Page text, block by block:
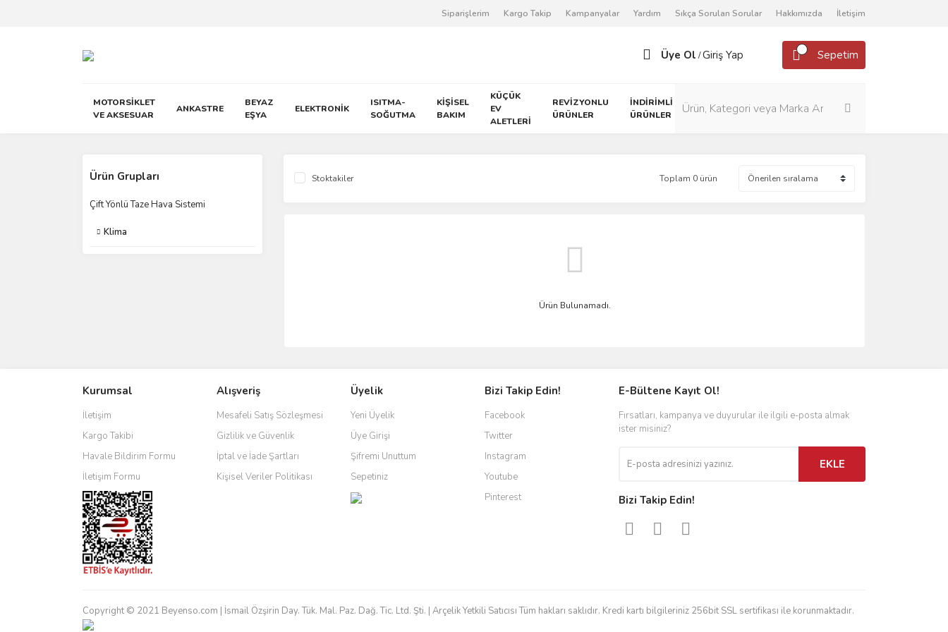
Siparişlerim Kargo Takip Kampanyalar Yardım Sıkça Sorulan Sorular Hakkımızda İletişim
Üye Ol /Giriş Yap Sepetim
MOTORSİKLET
VE AKSESUAR
ANKASTRE
BEYAZ
EŞYA
ELEKTRONİK
ISITMA-
SOĞUTMA
KİŞİSEL
BAKIM
KÜÇÜK
EV
ALETLERİ
REVİZYONLU
ÜRÜNLER
İNDİRİMLİ
ÜRÜNLER
Ürün Grupları
Çift Yönlü Taze Hava Sistemi
Klima
Stoktakiler Toplam 0 ürün
Ürün Bulunamadı.
Kurumsal
İletişim
Kargo Takibi
Havale Bildirim Formu
İletişim Formu
Alışveriş
Mesafeli Satış Sözleşmesi
Gizlilik ve Güvenlik
İptal ve İade Şartları
Kişisel Veriler Politikası
Üyelik
Yeni Üyelik
Üye Girişi
Şifremi Unuttum
Sepetiniz
Bizi Takip Edin!
Facebook
Twitter
Instagram
Youtube
Pinterest
E-Bültene Kayıt Ol!
Fırsatları, kampanya ve duyurular ile ilgili e-posta almak
ister misiniz?
EKLE
Bizi Takip Edin!
Copyright © 2021 Beyenso.com | İsmail Özşirin Day. Tük. Mal. Paz. Dağ. Tic. Ltd. Şti. | Arçelik Yetkili Satıcısı Tüm hakları saklıdır. Kredi kartı bilgileriniz 256bit SSL sertifikası ile korunmaktadır.